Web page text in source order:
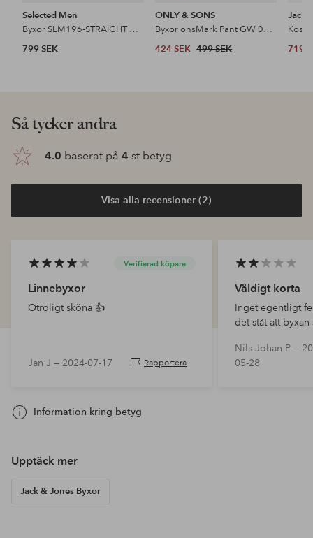
Selected Men
Byxor SLM196-STRAIGHT MILES TWILL PANT NO
799 SEK
ONLY & SONS
Byxor onsMark Pant GW 0209
424 SEK 499 SEK
Jack
719
Så tycker andra
4.0 baserat på 4 st betyg
Visa alla recensioner (2)
Verifierad köpare
Linnebyxor
Otroligt sköna 👍
Jan J — 2024-07-17 Rapportera
Väldigt korta
Inget egentligt
det ståt att
drygt 32" då
varan och
Nils-Johan P —
05-28
Information kring betyg
Upptäck mer
Jack & Jones Byxor